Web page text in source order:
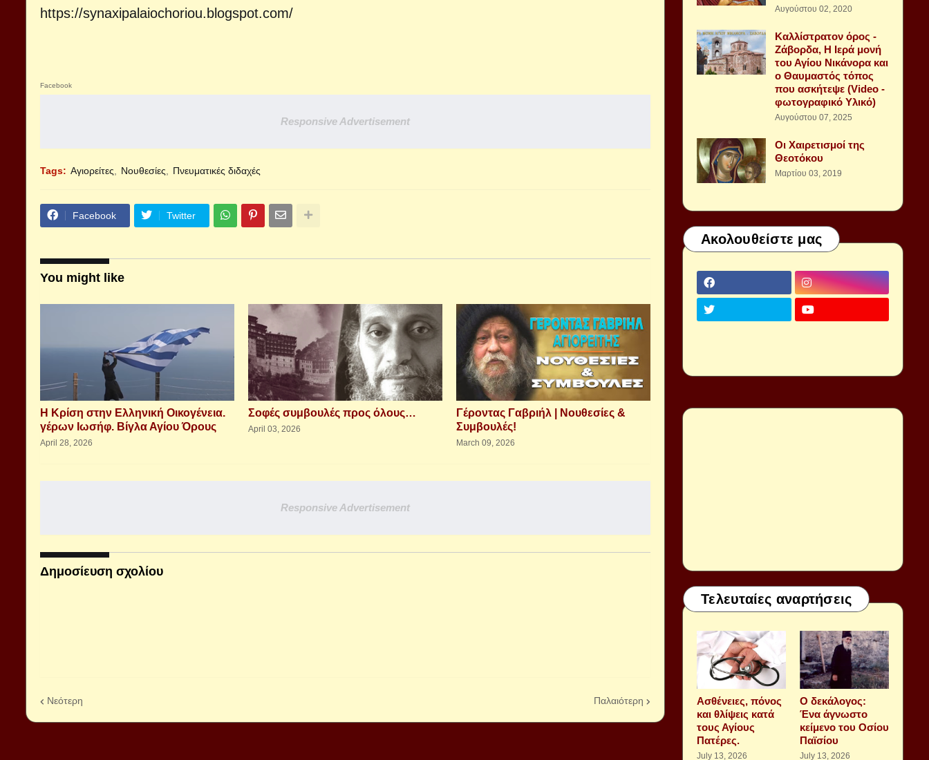
https://synaxipalaiochoriou.blogspot.com/
Facebook
Responsive Advertisement
Tags: Αγιορείτες Νουθεσίες Πνευματικές διδαχές
Facebook Twitter
You might like
Η Κρίση στην Ελληνική Οικογένεια.
γέρων Ιωσήφ. Βίγλα Αγίου Όρους
April 28, 2026
Σοφές συμβουλές προς όλους…
April 03, 2026
Γέροντας Γαβριήλ | Νουθεσίες &
Συμβουλές!
March 09, 2026
Responsive Advertisement
Δημοσίευση σχολίου
Νεότερη Παλαιότερη
Αυγούστου 02, 2020
Καλλίστρατον όρος -
Ζάβορδα, Η Ιερά μονή
του Αγίου Νικάνορα και
ο Θαυμαστός τόπος
που ασκήτεψε (Video -
φωτογραφικό Υλικό)
Αυγούστου 07, 2025
Οι Χαιρετισμοί της
Θεοτόκου
Μαρτίου 03, 2019
Ακολουθείστε μας
Τελευταίες αναρτήσεις
Aσθένειες, πόνος
και θλίψεις κατά
τους Αγίους
Πατέρες.
July 13, 2026
Ο δεκάλογος:
Ένα άγνωστο
κείμενο του Οσίου
Παϊσίου
July 13, 2026